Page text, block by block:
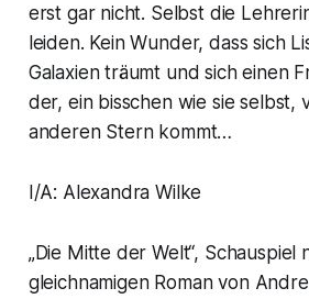
erst gar nicht. Selbst die
leiden. Kein Wunder, dass sich
Galaxien träumt und sich einen
der, ein bisschen wie sie selbst,
anderen Stern kommt…
I/A: Alexandra Wilke
„Die Mitte der Welt“, Schauspiel
gleichnamigen Roman von